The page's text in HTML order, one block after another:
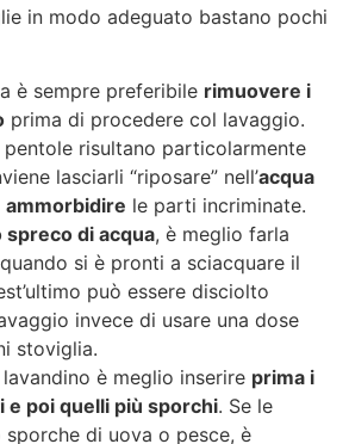
in modo adeguato bastano pochi
è sempre preferibile rimuovere i
prima di procedere col lavaggio.
risultano particolarmente
lasciarli “riposare” nell’acqua
ammorbidire le parti incriminate.
spreco di acqua, è meglio farla
si è pronti a sciacquare il
può essere disciolto
invece di usare una dose
stoviglia.
lavandino è meglio inserire prima i
e poi quelli più sporchi. Se le
di uova o pesce, è